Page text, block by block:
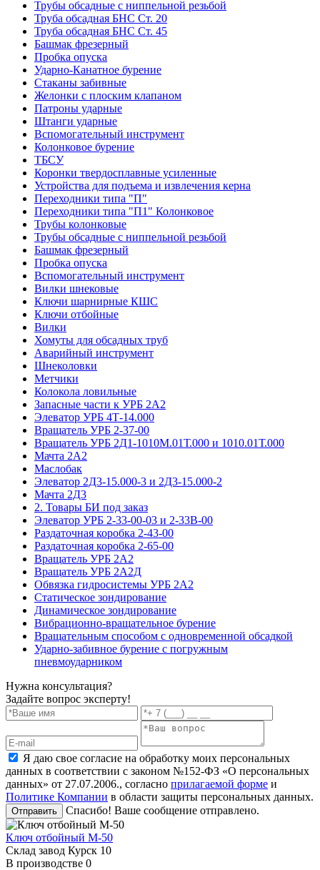
Трубы обсадные с ниппельной резьбой
Труба обсадная БНС Ст. 20
Труба обсадная БНС Ст. 45
Башмак фрезерный
Пробка опуска
Ударно-Канатное бурение
Стаканы забивные
Желонки с плоским клапаном
Патроны ударные
Штанги ударные
Вспомогательный инструмент
Колонковое бурение
ТБСУ
Коронки твердосплавные усиленные
Устройства для подъема и извлечения керна
Переходники типа "П"
Переходники типа "П1" Колонковое
Трубы колонковые
Трубы обсадные с ниппельной резьбой
Башмак фрезерный
Пробка опуска
Вспомогательный инструмент
Вилки шнековые
Ключи шарнирные КШС
Ключи отбойные
Вилки
Хомуты для обсадных труб
Аварийный инструмент
Шнеколовки
Метчики
Колокола ловильные
Запасные части к УРБ 2А2
Элеватор УРБ 4Т-14.000
Вращатель УРБ 2-37-00
Вращатель УРБ 2Д1-1010М.01Т.000 и 1010.01Т.000
Мачта 2А2
Маслобак
Элеватор 2Д3-15.000-3 и 2Д3-15.000-2
Мачта 2Д3
2. Товары БИ под заказ
Элеватор УРБ 2-33-00-03 и 2-33В-00
Раздаточная коробка 2-43-00
Раздаточная коробка 2-65-00
Вращатель УРБ 2А2
Вращатель УРБ 2А2Д
Обвязка гидросистемы УРБ 2А2
Статическое зондирование
Динамическое зондирование
Вибрационно-вращательное бурение
Вращательным способом с одновременной обсадкой
Ударно-забивное бурение с погружным
пневмоударником
Нужна консультация?
Задайте вопрос эксперту!
Я даю свое согласие на обработку моих персональных
данных в соответствии с законом №152-ФЗ «О персональных
данных» от 27.07.2006., согласно прилагаемой форме и
Политике Компании в области защиты персональных данных.
Отправить Спасибо! Ваше сообщение отправлено.
Ключ отбойный М-50
Склад завод Курск 10
В производстве 0